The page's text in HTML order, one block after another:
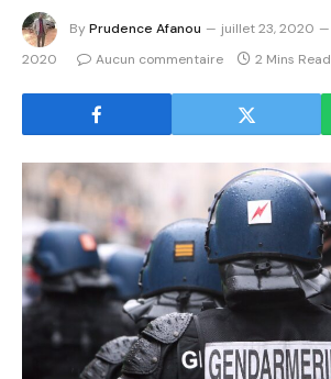
ByPrudence Afanou juillet 23, 2020
2020
Aucun commentaire 2 Mins Read